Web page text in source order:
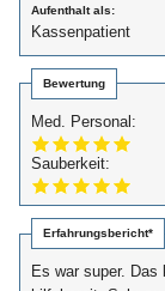
Aufenthalt als:
Kassenpatient
Bewertung
Med. Personal:
Sauberkeit:
Erfahrungsbericht*
Es war super.